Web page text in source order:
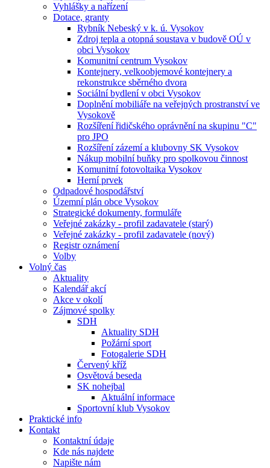
Vyhlášky a nařízení
Dotace, granty
Rybník Nebeský v k. ú. Vysokov
Zdroj tepla a otopná soustava v budově OÚ v
obci Vysokov
Komunitní centrum Vysokov
Kontejnery, velkoobjemové kontejnery a
rekonstrukce sběrného dvora
Sociální bydlení v obci Vysokov
Doplnění mobiliáře na veřejných prostranství ve
Vysokově
Rozšíření řidičského oprávnění na skupinu "C"
pro JPO
Rozšíření zázemí a klubovny SK Vysokov
Nákup mobilní buňky pro spolkovou činnost
Komunitní fotovoltaika Vysokov
Herní prvek
Odpadové hospodářství
Územní plán obce Vysokov
Strategické dokumenty, formuláře
Veřejné zakázky - profil zadavatele (starý)
Veřejné zakázky - profil zadavatele (nový)
Registr oznámení
Volby
Volný čas
Aktuality
Kalendář akcí
Akce v okolí
Zájmové spolky
SDH
Aktuality SDH
Požární sport
Fotogalerie SDH
Červený kříž
Osvětová beseda
SK nohejbal
Aktuální informace
Sportovní klub Vysokov
Praktické info
Kontakt
Kontaktní údaje
Kde nás najdete
Napište nám